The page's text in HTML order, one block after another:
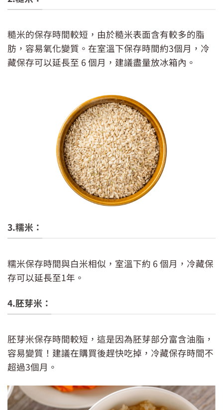
糙米的保存時間較短，由於糙米表面含有較多的脂
肪，容易氧化變質。在室溫下保存時間約3個月，冷
藏保存可以延長至 6 個月，建議盡量放冰箱內。
糙米也要注意保存
3.糯米：
糯米保存時間與白米相似，室溫下約 6 個月，冷藏保
存可以延長至1年。
4.胚芽米：
胚芽米保存時間較短，這是因為胚芽部分富含油脂，
容易變質！建議在購買後趕快吃掉，冷藏保存時間不
超過3個月。